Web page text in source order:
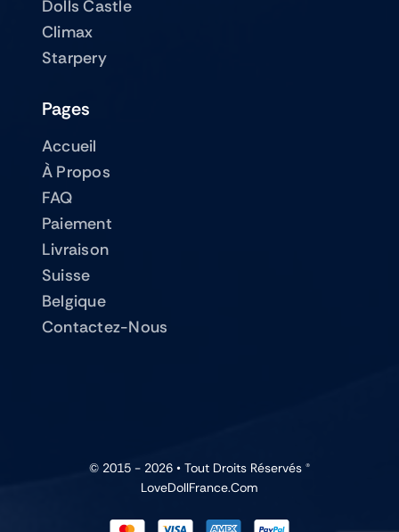
Dolls Castle
Climax
Starpery
Pages
Accueil
À Propos
FAQ
Paiement
Livraison
Suisse
Belgique
Contactez-Nous
© 2015 - 2026 • Tout Droits Réservés ®
LoveDollFrance.com